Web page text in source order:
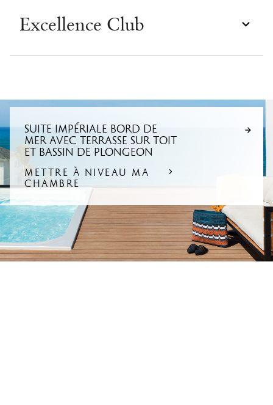
Excellence Club
SUITE IMPÉRIALE BORD DE
MER AVEC TERRASSE SUR TOIT
ET BASSIN DE PLONGEON
METTRE À NIVEAU MA
CHAMBRE